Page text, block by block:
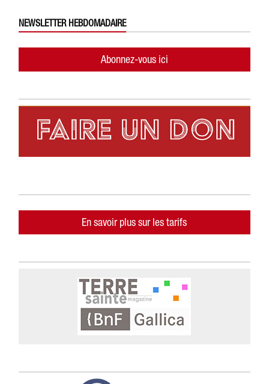
NEWSLETTER HEBDOMADAIRE
Abonnez-vous ici
En savoir plus sur les tarifs